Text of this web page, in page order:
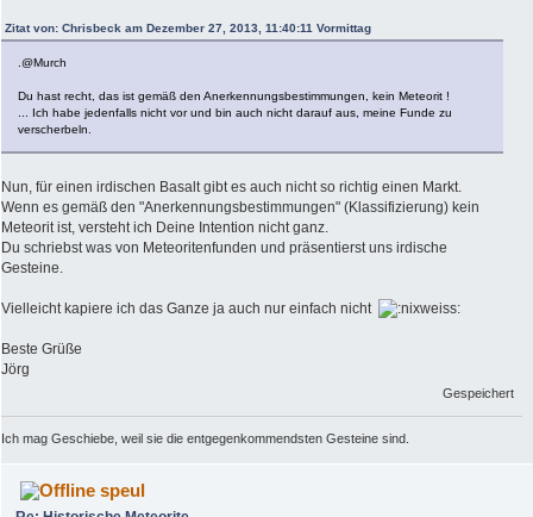
Zitat von: Chrisbeck am Dezember 27, 2013, 11:40:11 Vormittag
.@Murch
Du hast recht, das ist gemäß den Anerkennungsbestimmungen, kein Meteorit !
... Ich habe jedenfalls nicht vor und bin auch nicht darauf aus, meine Funde zu
verscherbeln.
Nun, für einen irdischen Basalt gibt es auch nicht so richtig einen Markt.
Wenn es gemäß den "Anerkennungsbestimmungen" (Klassifizierung) kein
Meteorit ist, versteht ich Deine Intention nicht ganz.
Du schriebst was von Meteoritenfunden und präsentierst uns irdische
Gesteine.
Vielleicht kapiere ich das Ganze ja auch nur einfach nicht
Beste Grüße
Jörg
Gespeichert
Ich mag Geschiebe, weil sie die entgegenkommendsten Gesteine sind.
speul